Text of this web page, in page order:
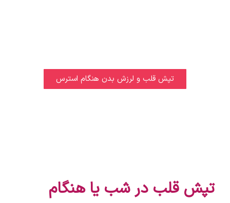
تپش قلب و لرزش بدن هنگام استرس
تپش قلب در شب یا هنگام